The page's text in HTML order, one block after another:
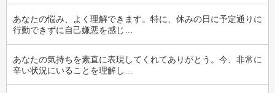
あなたの悩み、よく理解できます。特に、休みの日に予定通りに
行動できずに自己嫌悪を感じ…
あなたの気持ちを素直に表現してくれてありがとう。今、非常に
辛い状況にいることを理解し…